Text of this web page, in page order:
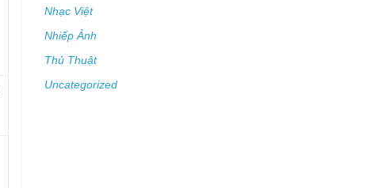
Nhạc Việt
Nhiếp Ảnh
Thủ Thuật
Uncategorized